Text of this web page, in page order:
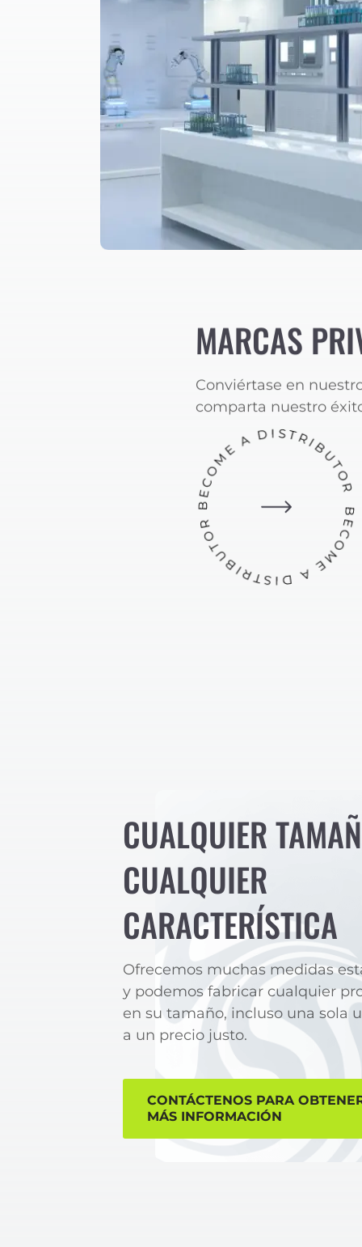
MARCAS
Conviértase en
comparta nuestro
CUALQUIER
CUALQUIER
CARACTERÍSTICA
Ofrecemos muchas medidas
y podemos fabricar cualquier
en su tamaño, incluso una sola
a un precio justo.
CONTÁCTENOS PARA
MÁS INFORMACIÓN